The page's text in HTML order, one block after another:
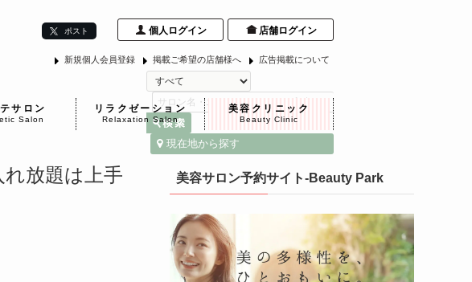
個人ログイン
店舗ログイン
ポスト
広告掲載について
掲載ご希望の店舗様へ
新規個人会員登録
現在地から探す
サロン
Salon
リラクゼーション
Relaxation Salon
美容クリニック
Beauty Clinic
放題は上手
美容サロン予約サイト-Beauty Park